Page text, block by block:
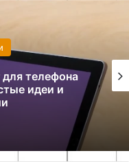
для телефона
идеи и